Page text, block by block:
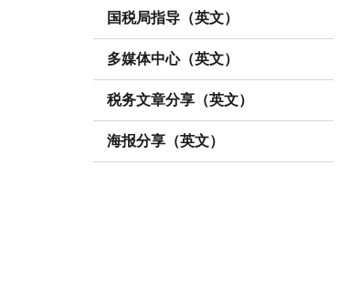
国税局指导（英文）
多媒体中心（英文）
税务文章分享（英文）
海报分享（英文）